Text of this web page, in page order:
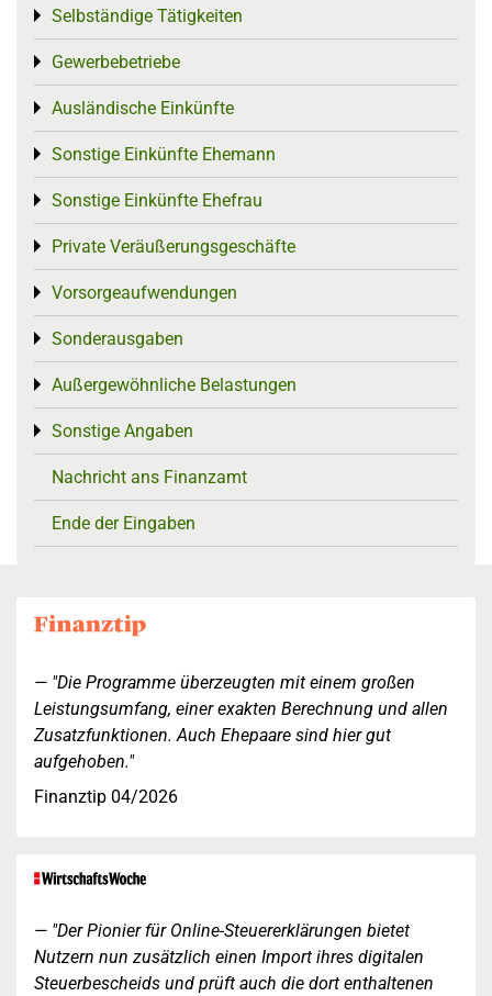
Selbständige Tätigkeiten
Toggle menu
Gewerbebetriebe
Toggle menu
Ausländische Einkünfte
Toggle menu
Sonstige Einkünfte Ehemann
Toggle menu
Sonstige Einkünfte Ehefrau
Toggle menu
Private Veräußerungsgeschäfte
Toggle menu
Vorsorgeaufwendungen
Toggle menu
Sonderausgaben
Toggle menu
Außergewöhnliche Belastungen
Toggle menu
Sonstige Angaben
Toggle menu
Nachricht ans Finanzamt
Ende der Eingaben
"Die Programme überzeugten mit einem großen
Leistungsumfang, einer exakten Berechnung und allen
Zusatzfunktionen. Auch Ehepaare sind hier gut
aufgehoben."
Finanztip 04/2026
"Der Pionier für Online-Steuererklärungen bietet
Nutzern nun zusätzlich einen Import ihres digitalen
Steuerbescheids und prüft auch die dort enthaltenen